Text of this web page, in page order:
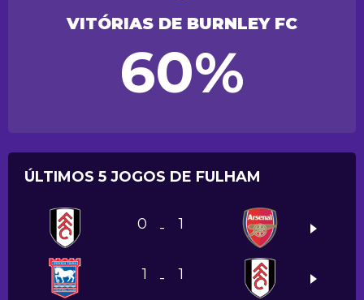
VITÓRIAS DE BURNLEY FC
60%
ÚLTIMOS 5 JOGOS DE FULHAM
0 - 1
1 - 1